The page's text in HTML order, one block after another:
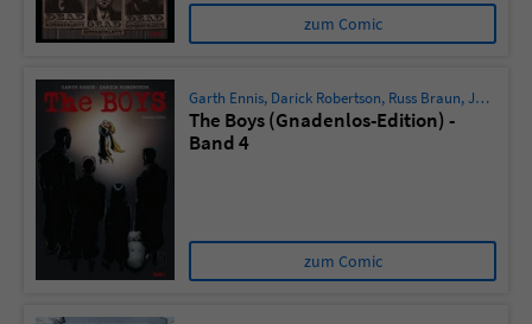
zum Comic
Garth Ennis, Darick Robertson, Russ Braun,John McCrea
The Boys (Gnadenlos-Edition) -
Band 4
zum Comic